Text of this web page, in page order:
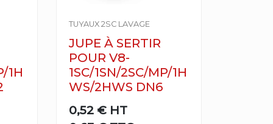
1H
TUYAUX 2SC LAVAGE
JUPE À SERTIR
POUR V8-
1SC/1SN/2SC/MP/1H
WS/2HWS DN6
0,52 € HT